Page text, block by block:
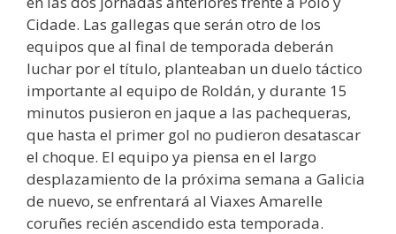
Cidade. Las gallegas que serán otro de los
equipos que al final de temporada deberán
luchar por el título, planteaban un duelo táctico
importante al equipo de Roldán, y durante 15
minutos pusieron en jaque a las pachequeras,
que hasta el primer gol no pudieron desatascar
el choque. El equipo ya piensa en el largo
desplazamiento de la próxima semana a Galicia
de nuevo, se enfrentará al Viaxes Amarelle
coruñes recién ascendido esta temporada.